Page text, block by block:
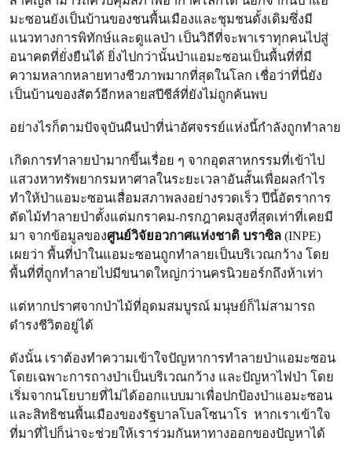
มะซอนยังเป็นบ้านของชนพื้นเมืองและชุมชนดั้งเดิมซึ่งมี
แนวทางการพิทักษ์และดูแลป่า เป็นวิถีที่จะพาเราทุกคนไปสู่
อนาคตที่ยั่งยืนได้ ยิ่งไปกว่านั้นป่าแอมะซอนเป็นพื้นที่ที่มี
ความหลากหลายทางชีวภาพมากที่สุดในโลก เชื่อว่าที่นี่ยัง
เป็นบ้านของสัตว์อีกหลายสปีชีส์ที่ยังไม่ถูกค้นพบ
อย่างไรก็ตามปัจจุบันผืนป่าที่น่าอัศจรรย์แห่งนี้กำลังถูกทำลาย
เกิดการทำลายป่ามากขึ้นเรื่อย ๆ จากอุตสาหกรรมที่เข้าไป
แสวงหาทรัพยากรมหาศาลในระยะเวลาอันสั้นเพื่อผลกำไร
ทำให้ป่าแอมะซอนเสื่อมสภาพลงอย่างรวดเร็ว ปีนี้อัตราการ
ตัดไม้ทำลายป่าตั้งแต่มกราคม-กรกฎาคมสูงที่สุดเท่าที่เคยมี
มา จากข้อมูลของศูนย์วิจัยอวกาศแห่งชาติ บราซิล (INPE)
เผยว่า พื้นที่ป่าในแอมะซอนถูกทำลายเป็นบริเวณกว้าง โดย
พื้นที่ที่ถูกทำลายไปมีขนาดใหญ่กว่านครนิวยอร์กถึงห้าเท่า
แต่หากปราศจากป่าไม้ที่อุดมสมบูรณ์ มนุษย์ก็ไม่สามารถ
ดำรงชีวิตอยู่ได้
ดังนั้น เราต้องทำความเข้าใจปัญหาการทำลายป่าแอมะซอน
โดยเฉพาะการถางป่าเป็นบริเวณกว้าง และปัญหาไฟป่า โดย
เริ่มจากนโยบายที่ไม่ได้ออกแบบมาเพื่อปกป้องป่าแอมะซอน
และสิทธิชนพื้นเมืองของรัฐบาลโบลโซนาโร หากเราเข้าใจ
ที่มาที่ไปก็น่าจะช่วยให้เราร่วมกันหาทางออกของปัญหาได้